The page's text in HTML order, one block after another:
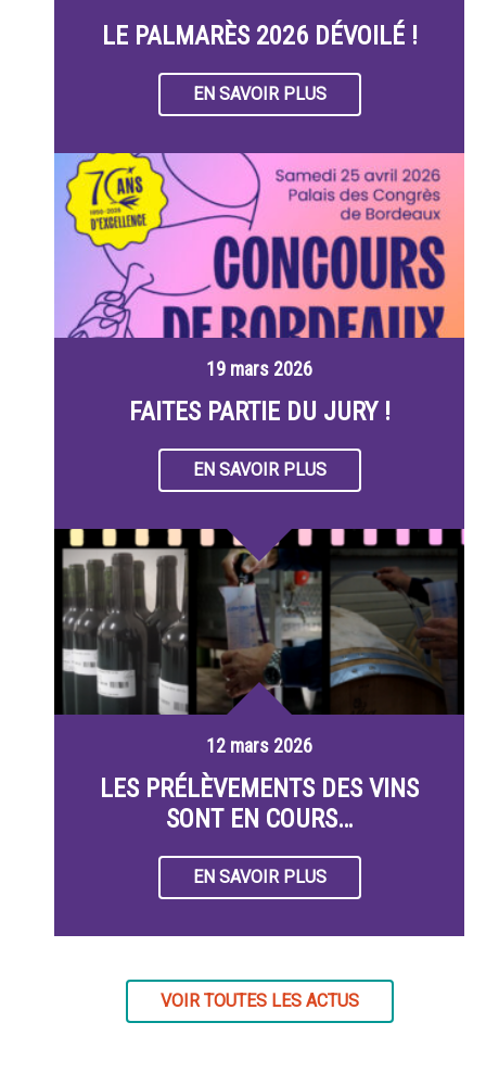
LE PALMARÈS 2026 DÉVOILÉ !
EN SAVOIR PLUS
19 mars 2026
FAITES PARTIE DU JURY !
EN SAVOIR PLUS
12 mars 2026
LES PRÉLÈVEMENTS DES VINS
SONT EN COURS…
EN SAVOIR PLUS
VOIR TOUTES LES ACTUS